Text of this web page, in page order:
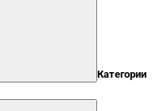
Категории